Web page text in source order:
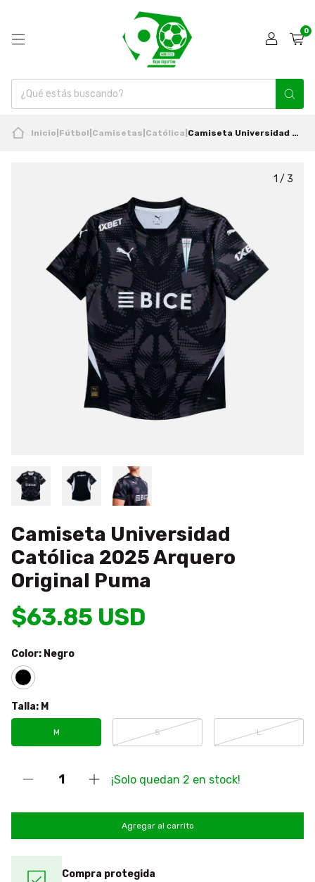
0
Inicio Fútbol Camisetas Católica Camiseta Universidad Católica 2025 Arquero Original Puma
1 / 3
Camiseta Universidad
Católica 2025 Arquero
Original Puma
$63.85 USD
Color: Negro
Talla: M
M S L
¡Solo quedan 2 en stock!
Compra protegida